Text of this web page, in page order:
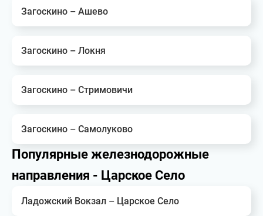
Загоскино – Ашево
Загоскино – Локня
Загоскино – Стримовичи
Загоскино – Самолуково
Популярные железнодорожные
направления - Царское Село
Ладожский Вокзал – Царское Село